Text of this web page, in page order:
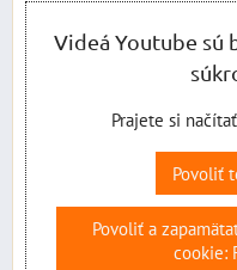
Videá Youtube sú
Prajete si
Povoliť
Povoliť a
cookie: